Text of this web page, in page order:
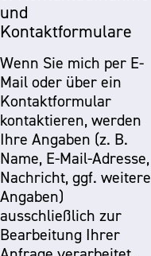
und
Kontaktformulare
Wenn Sie mich per E-
Mail oder über ein
Kontaktformular
kontaktieren, werden
Ihre Angaben (z. B.
Name, E-Mail-Adresse,
Nachricht, ggf. weitere
Angaben)
ausschließlich zur
Bearbeitung Ihrer